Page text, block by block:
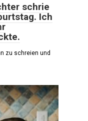
schrie
Ich
zu schreien und